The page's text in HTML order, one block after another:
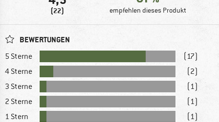
(22) empfehlen dieses Produkt
BEWERTUNGEN
5 Sterne
(17)
4 Sterne
(2)
3 Sterne
(1)
2 Sterne
(1)
1 Stern
(1)